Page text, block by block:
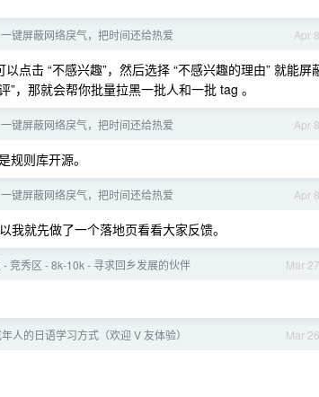
Apr 8
键屏蔽网络戾气，把时间还给热爱
点击 “不感兴趣”，然后选择 “不感兴趣的理由” 就能屏
，那就会帮你批量拉黑一批人和一批 tag 。
Apr 8
键屏蔽网络戾气，把时间还给热爱
则库开源。
Apr 8
键屏蔽网络戾气，把时间还给热爱
就先做了一个落地页看看大家反馈。
Mar 27
竞秀区 - 8k-10k - 寻求回乡发展的伙伴
Mar 26
人的日语学习方式（欢迎 V 友体验）